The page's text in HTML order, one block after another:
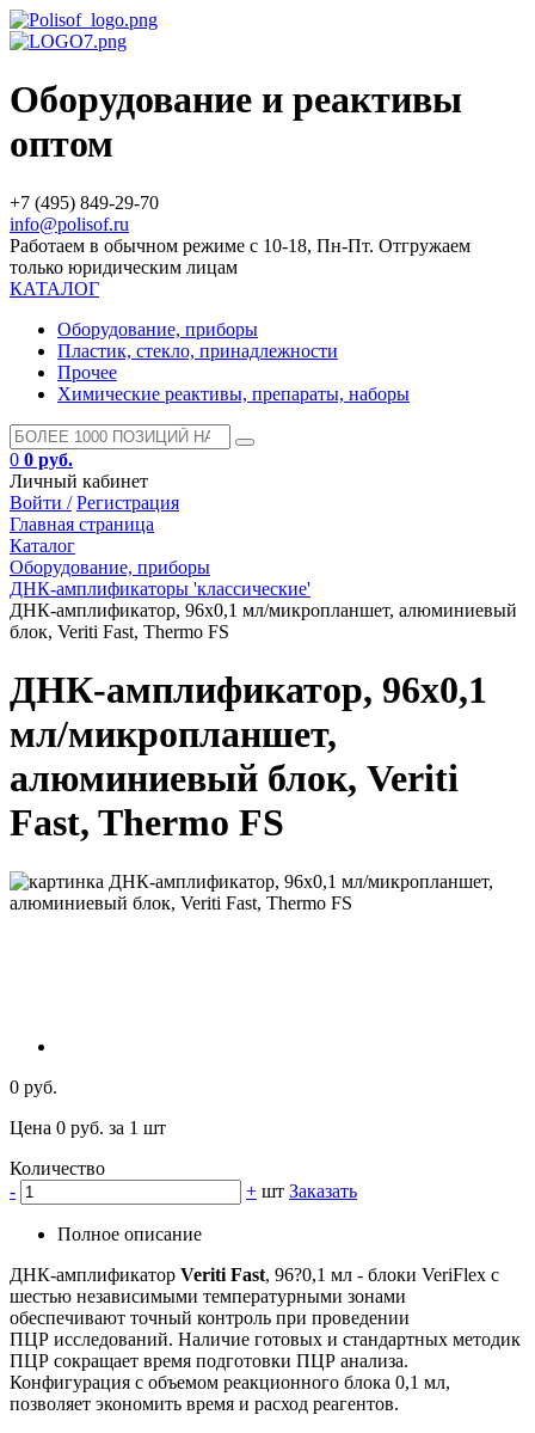
Оборудование и реактивы
оптом
+7 (495) 849-29-70
info@polisof.ru
Работаем в обычном режиме с 10-18, Пн-Пт. Отгружаем
только юридическим лицам
КАТАЛОГ
Оборудование, приборы
Пластик, стекло, принадлежности
Прочее
Химические реактивы, препараты, наборы
0 0 руб.
Личный кабинет
Войти / Регистрация
Главная страница
Каталог
Оборудование, приборы
ДНК-амплификаторы 'классические'
ДНК-амплификатор, 96x0,1 мл/микропланшет, алюминиевый
блок, Veriti Fast, Thermo FS
ДНК-амплификатор, 96x0,1
мл/микропланшет,
алюминиевый блок, Veriti
Fast, Thermo FS
0 руб.
Цена 0 руб. за 1 шт
Количество
-
+ шт Заказать
Полное описание
ДНК-амплификатор Veriti Fast, 96?0,1 мл - блоки VeriFlex с
шестью независимыми температурными зонами
обеспечивают точный контроль при проведении
ПЦР исследований. Наличие готовых и стандартных методик
ПЦР сокращает время подготовки ПЦР анализа.
Конфигурация с объемом реакционного блока 0,1 мл,
позволяет экономить время и расход реагентов.